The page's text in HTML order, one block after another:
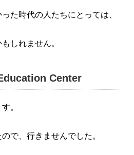
た時代の人たちにとっては、
しれません。
Center
。
で、行きませんでした。